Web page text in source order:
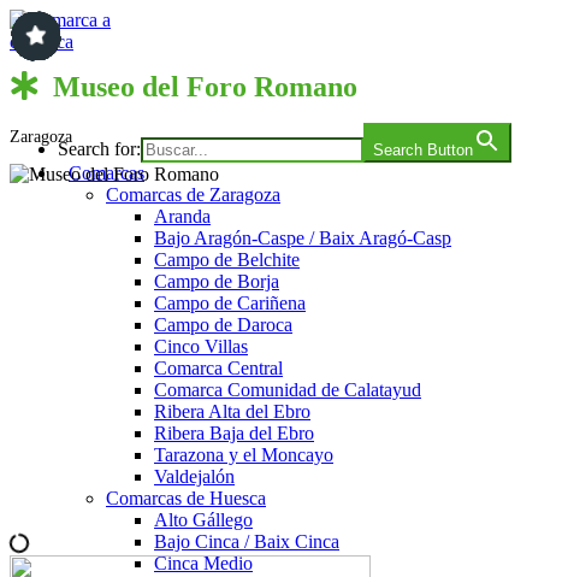
Saltar
al
contenido
Comarca a comarca
Search for: Search Button
Comarcas
Comarcas de Zaragoza
Aranda
Bajo Aragón-Caspe / Baix Aragó-Casp
Campo de Belchite
Campo de Borja
Campo de Cariñena
Campo de Daroca
Cinco Villas
Comarca Central
Comarca Comunidad de Calatayud
Ribera Alta del Ebro
Ribera Baja del Ebro
Tarazona y el Moncayo
Valdejalón
Comarcas de Huesca
Alto Gállego
Bajo Cinca / Baix Cinca
Cinca Medio
Museo del Foro Romano
Zaragoza